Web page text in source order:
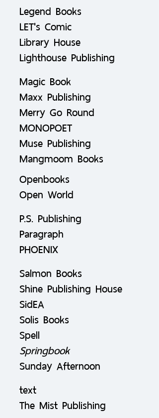
Legend Books
LET's Comic
Library House
Lighthouse Publishing
Magic Book
Maxx Publishing
Merry Go Round
MONOPOET
Muse Publishing
Mangmoom Books
Openbooks
Open World
P.S. Publishing
Paragraph
PHOENIX
Salmon Books
Shine Publishing House
SidEA
Solis Books
Spell
Springbook
Sunday Afternoon
text
The Mist Publishing